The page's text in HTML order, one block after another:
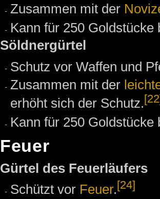
Zusammen mit der
Kann für 250
Söldnergürtel
Schutz vor Waffen und
Zusammen mit der
erhöht sich der Schutz.
Kann für 250
Feuer
Gürtel des Feuerläufers
Schützt vor Feuer.[24]